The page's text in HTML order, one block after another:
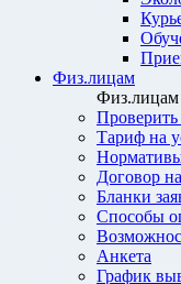
Физ.лицам
Физ.лицам
Проверить
Тариф на
Договор
Бланки
Способы
Анкета
График